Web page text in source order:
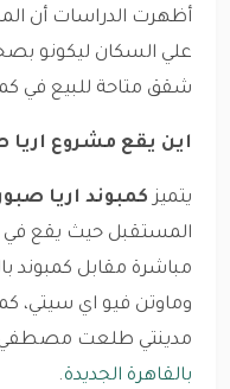
أظهرت الدراسات أن
علي السكان ليكونو
شقق متاحة للبيع في
اين يقع مشروع اريا
يتميز كمبوند اريا
المستقبل حيث يقع في
مباشرة مقابل كمبوند
وماوتن فيو اي سيتي،
مدينتي طلعت
بالقاهرة الجديدة.